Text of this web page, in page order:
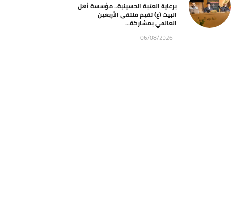
برعاية العتبة الحسينية.. مؤسسة أهل
البيت (ع) تقيم ملتقى الأربعين
العالمي بمشاركة...
06/08/2026